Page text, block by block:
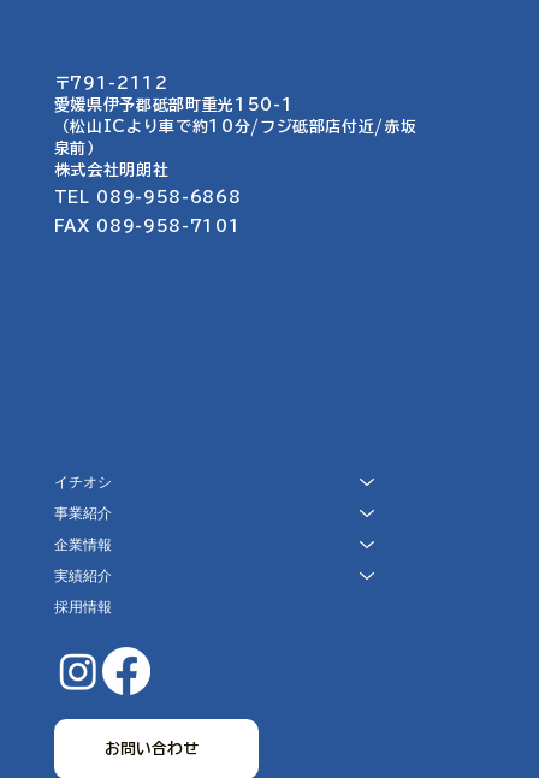
〒791-2112
愛媛県伊予郡砥部町重光150-1​​
（松山ICより車で約10分/フジ砥部店付近/赤坂
泉前）
​株式会社明朗社
TEL 089-958-6868
FAX 089-958-7101
イチオシ
事業紹介
企業情報
実績紹介
採用情報
お問い合わせ